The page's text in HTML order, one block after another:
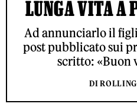
LUNGA VITA A
Ad annunciarlo il
post pubblicato sui
scritto: «Buon
DI